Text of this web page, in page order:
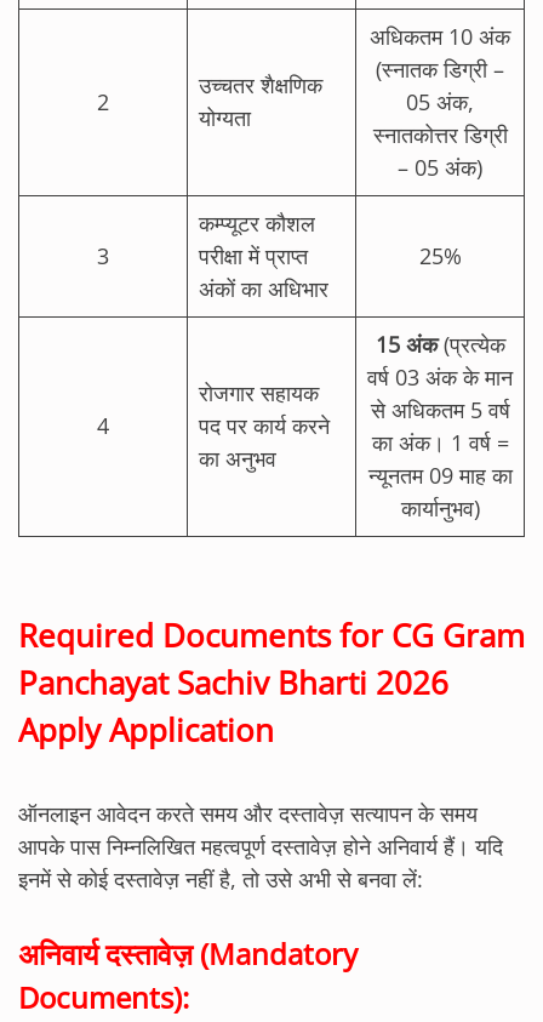
2
उच्चतर शैक्षणिक
योग्यता
अधिकतम 10 अंक
(स्नातक डिग्री –
05 अंक,
स्नातकोत्तर डिग्री
– 05 अंक)
3
कम्प्यूटर कौशल
परीक्षा में प्राप्त
अंकों का अधिभार
25%
4
रोजगार सहायक
पद पर कार्य करने
का अनुभव
15 अंक(प्रत्येक
वर्ष 03 अंक के मान
से अधिकतम 5 वर्ष
का अंक। 1 वर्ष =
न्यूनतम 09 माह का
कार्यानुभव)
Required Documents for CG Gram
Panchayat Sachiv Bharti 2026
Apply Application
ऑनलाइन आवेदन करते समय और दस्तावेज़ सत्यापन के समय
आपके पास निम्नलिखित महत्वपूर्ण दस्तावेज़ होने अनिवार्य हैं। यदि
इनमें से कोई दस्तावेज़ नहीं है, तो उसे अभी से बनवा लें:
अनिवार्य दस्तावेज़ (Mandatory
Documents):